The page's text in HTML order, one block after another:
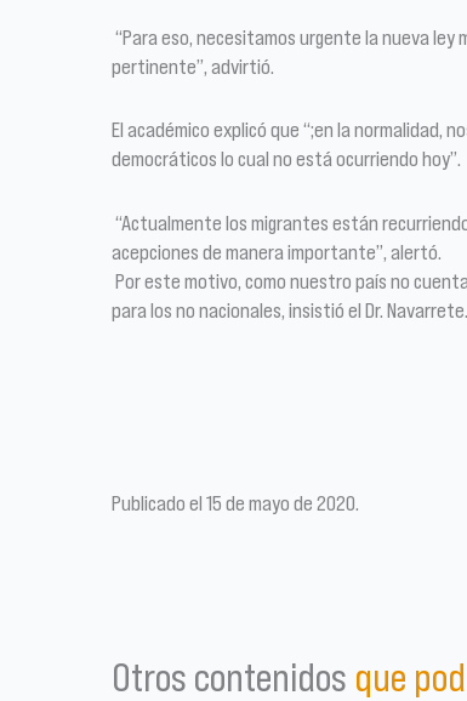
“Para eso, necesitamos urgente la nueva
pertinente”, advirtió.
El académico explicó que “;en la
democráticos lo cual no está ocurriendo hoy”.
“Actualmente los migrantes están
acepciones de manera importante”, alertó.
Por este motivo, como nuestro país no
para los no nacionales, insistió el Dr. Navarrete.
Publicado el 15 de mayo de 2020.
Otros contenidos que